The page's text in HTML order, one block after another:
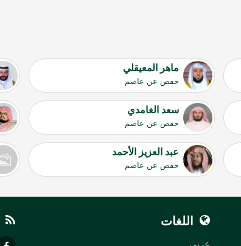
ماهر المعيقلي
حفص عن عاصم
سعد الغامدي
حفص عن عاصم
عبد العزيز الأحمد
حفص عن عاصم
اللغات
عربي